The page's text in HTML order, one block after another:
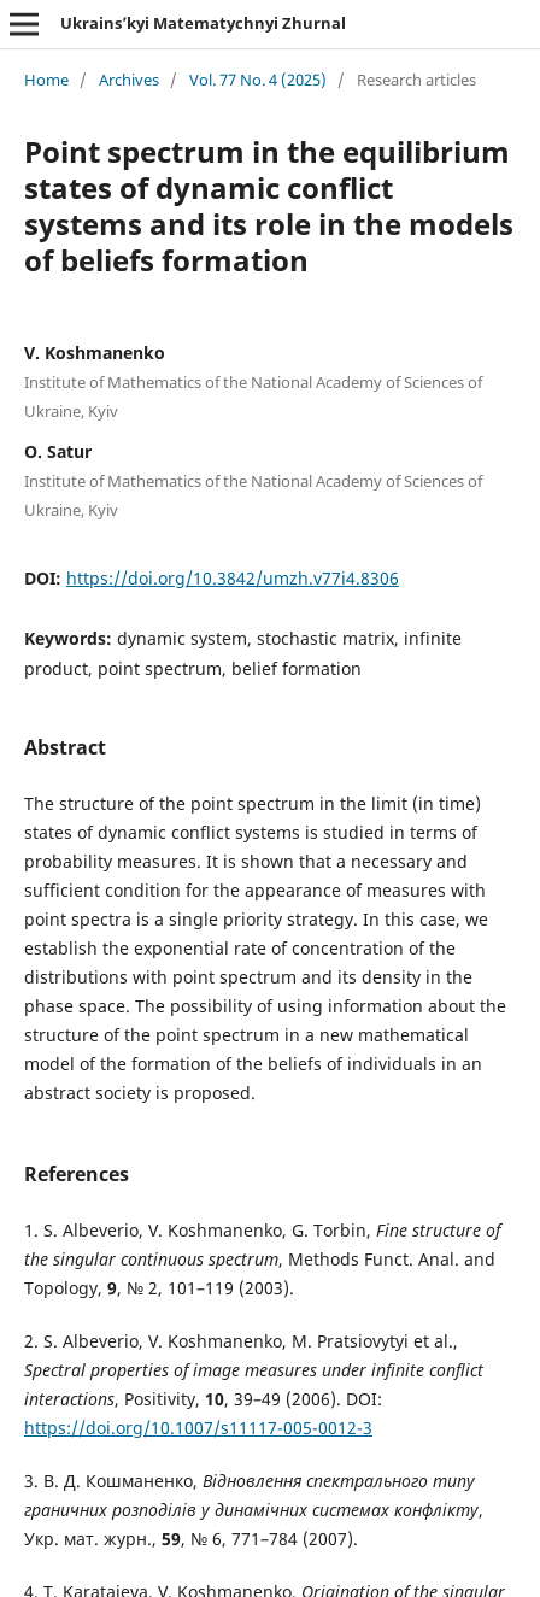
Ukrains’kyi Matematychnyi Zhurnal
Home / Archives / Vol. 77 No. 4 (2025) / Research articles
Point spectrum in the equilibrium
states of dynamic conflict
systems and its role in the models
of beliefs formation
V. Koshmanenko
Institute of Mathematics of the National Academy of Sciences of
Ukraine, Kyiv
O. Satur
Institute of Mathematics of the National Academy of Sciences of
Ukraine, Kyiv
DOI: https://doi.org/10.3842/umzh.v77i4.8306
Keywords: dynamic system, stochastic matrix, infinite
product, point spectrum, belief formation
Abstract
The structure of the point spectrum in the limit (in time)
states of dynamic conflict systems is studied in terms of
probability measures. It is shown that a necessary and
sufficient condition for the appearance of measures with
point spectra is a single priority strategy. In this case, we
establish the exponential rate of concentration of the
distributions with point spectrum and its density in the
phase space. The possibility of using information about the
structure of the point spectrum in a new mathematical
model of the formation of the beliefs of individuals in an
abstract society is proposed.
References
1. S. Albeverio, V. Koshmanenko, G. Torbin, Fine structure of
the singular continuous spectrum, Methods Funct. Anal. and
Topology, 9, № 2, 101–119 (2003).
2. S. Albeverio, V. Koshmanenko, M. Pratsiovytyi et al.,
Spectral properties of image measures under infinite conflict
interactions, Positivity, 10, 39–49 (2006). DOI:
https://doi.org/10.1007/s11117-005-0012-3
3. В. Д. Кошманенко, Відновлення спектрального типу
граничних розподілів у динамічних системах конфлікту,
Укр. мат. журн., 59, № 6, 771–784 (2007).
4. T. Karataieva, V. Koshmanenko, Origination of the singular